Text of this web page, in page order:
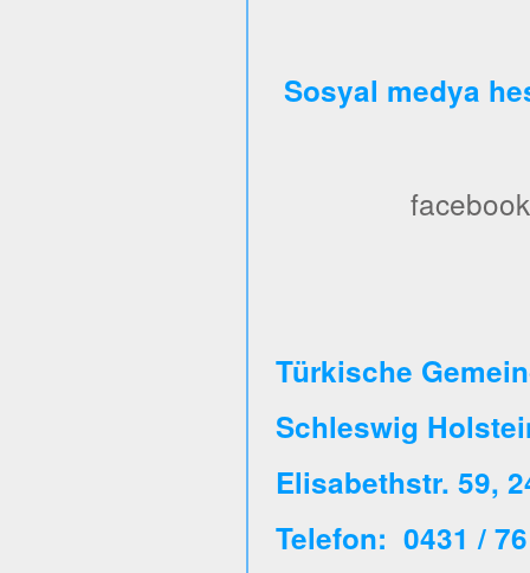
Sosyal medya
Türkische
Schleswig
Elisabethstr. 59,
Telefon: 0431 /